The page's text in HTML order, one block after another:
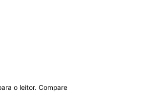
o leitor. Compare